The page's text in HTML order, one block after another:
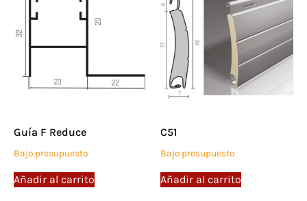
Guía F Reduce
Bajo presupuesto
Añadir al carrito
C51
Bajo presupuesto
Añadir al carrito